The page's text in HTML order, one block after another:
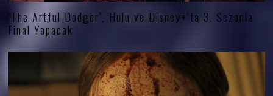
‘The Artful Dodger’, Hulu ve Disney+’ta 3. Sezonla
Final Yapacak